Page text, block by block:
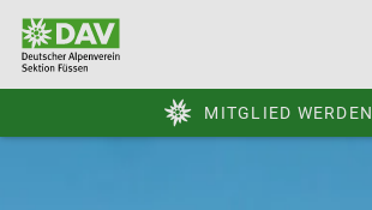
MITGLIED WERDEN